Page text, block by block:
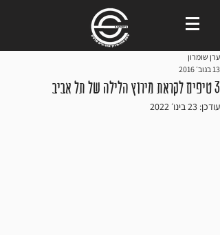
3 טיפים לקראת מירוץ הלילה של תל אביב
ערן שומרון
13 בנוב׳ 2016
עודכן: 23 בינו׳ 2022